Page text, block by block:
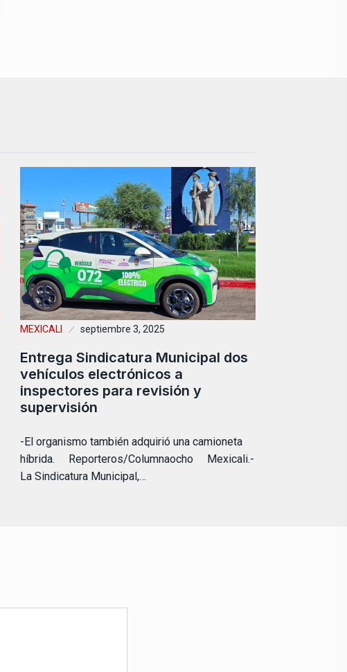
MEXICALI septiembre 3, 2025
Entrega Sindicatura Municipal dos
vehículos electrónicos a
inspectores para revisión y
supervisión
-El organismo también adquirió una camioneta
híbrida. Reporteros/Columnaocho Mexicali.-
La Sindicatura Municipal,…